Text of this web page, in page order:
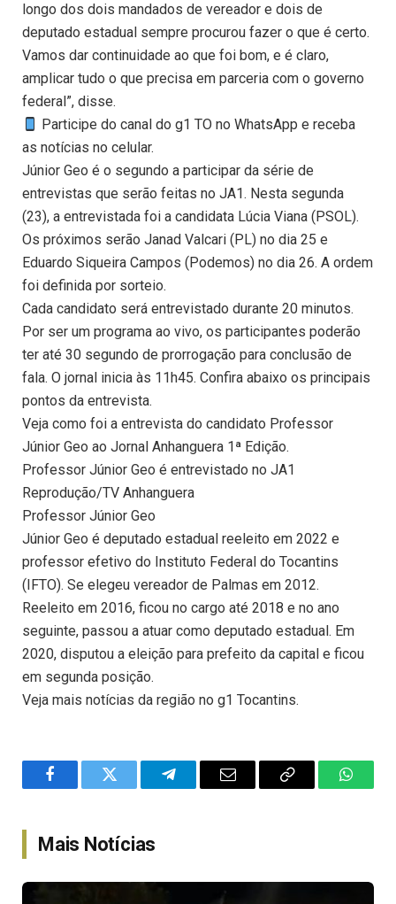
longo dos dois mandados de vereador e dois de
deputado estadual sempre procurou fazer o que é certo.
Vamos dar continuidade ao que foi bom, e é claro,
amplicar tudo o que precisa em parceria com o governo
federal”, disse.
Participe do canal do g1 TO no WhatsApp e receba
as notícias no celular.
Júnior Geo é o segundo a participar da série de
entrevistas que serão feitas no JA1. Nesta segunda
(23), a entrevistada foi a candidata Lúcia Viana (PSOL).
Os próximos serão Janad Valcari (PL) no dia 25 e
Eduardo Siqueira Campos (Podemos) no dia 26. A ordem
foi definida por sorteio.
Cada candidato será entrevistado durante 20 minutos.
Por ser um programa ao vivo, os participantes poderão
ter até 30 segundo de prorrogação para conclusão de
fala. O jornal inicia às 11h45. Confira abaixo os principais
pontos da entrevista.
Veja como foi a entrevista do candidato Professor
Júnior Geo ao Jornal Anhanguera 1ª Edição.
Professor Júnior Geo é entrevistado no JA1
Reprodução/TV Anhanguera
Professor Júnior Geo
Júnior Geo é deputado estadual reeleito em 2022 e
professor efetivo do Instituto Federal do Tocantins
(IFTO). Se elegeu vereador de Palmas em 2012.
Reeleito em 2016, ficou no cargo até 2018 e no ano
seguinte, passou a atuar como deputado estadual. Em
2020, disputou a eleição para prefeito da capital e ficou
em segunda posição.
Veja mais notícias da região no g1 Tocantins.
FacebookTwitter TelegramEmail
Copy
Mais Notícias